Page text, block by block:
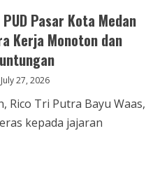
Pasar Kota Medan
Kerja Monoton dan
July 27, 2026
Rico Tri Putra Bayu Waas,
kepada jajaran